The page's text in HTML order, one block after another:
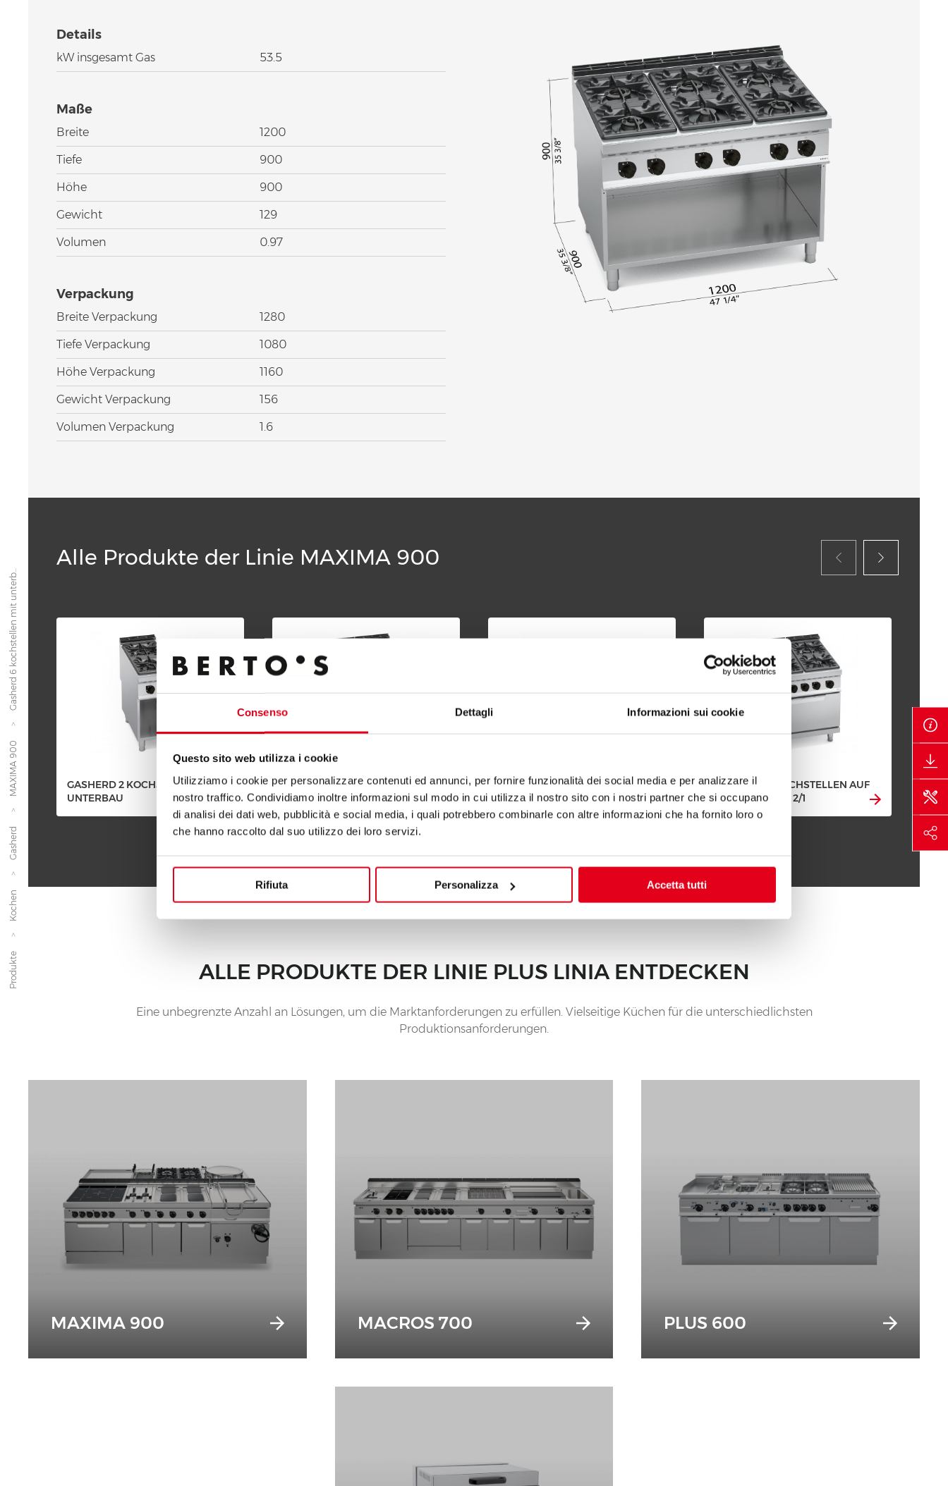
Consenso Dettagli Informazioni sui cookie
Questo sito web utilizza i cookie
Utilizziamo i cookie per personalizzare contenuti ed annunci, per fornire funzionalità dei social media e per analizzare il
nostro traffico. Condividiamo inoltre informazioni sul modo in cui utilizza il nostro sito con i nostri partner che si occupano
di analisi dei dati web, pubblicità e social media, i quali potrebbero combinarle con altre informazioni che ha fornito loro o
che hanno raccolto dal suo utilizzo dei loro servizi.
Rifiuta Personalizza Accetta tutti
Produkte
Kochen
Gasherd
MAXIMA 900
Gasherd 6 kochstellen mit unterb...
Details
kW insgesamt Gas 53.5
Maße
Breite 1200
Tiefe 900
Höhe 900
Gewicht 129
Volumen 0.97
Verpackung
Breite Verpackung 1280
Tiefe Verpackung 1080
Höhe Verpackung 1160
Gewicht Verpackung 156
Volumen Verpackung 1.6
Alle Produkte der Linie MAXIMA 900
GASHERD 2 KOCHSTELLEN MIT
UNTERBAU
GASHERD 4 KOCHSTELLEN MIT
UNTERBAU
GASHERD 6 KOCHSTELLEN MIT
UNTERBAU
GASHERD 4 KOCHSTELLEN AUF
GASBACKOFEN 2/1
ALLE PRODUKTE DER LINIE PLUS LINIA ENTDECKEN
Eine unbegrenzte Anzahl an Lösungen, um die Marktanforderungen zu erfüllen. Vielseitige Küchen für die unterschiedlichsten
Produktionsanforderungen.
MAXIMA 900 MACROS 700 PLUS 600